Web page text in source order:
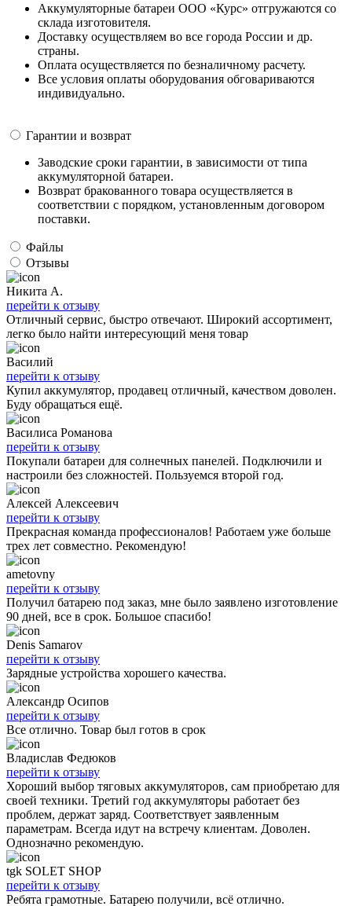
Аккумуляторные батареи ООО «Курс» отгружаются со
склада изготовителя.
Доставку осуществляем во все города России и др.
страны.
Оплата осуществляется по безналичному расчету.
Все условия оплаты оборудования обговариваются
индивидуально.
Гарантии и возврат
Заводские сроки гарантии, в зависимости от типа
аккумуляторной батареи.
Возврат бракованного товара осуществляется в
соответствии с порядком, установленным договором
поставки.
Файлы
Отзывы
Никита А.
перейти к отзыву
Отличный сервис, быстро отвечают. Широкий ассортимент,
легко было найти интересующий меня товар
Василий
перейти к отзыву
Купил аккумулятор, продавец отличный, качеством доволен.
Буду обращаться ещё.
Василиса Романова
перейти к отзыву
Покупали батареи для солнечных панелей. Подключили и
настроили без сложностей. Пользуемся второй год.
Алексей Алексеевич
перейти к отзыву
Прекрасная команда профессионалов! Работаем уже больше
трех лет совместно. Рекомендую!
ametovny
перейти к отзыву
Получил батарею под заказ, мне было заявлено изготовление
90 дней, все в срок. Большое спасибо!
Denis Samarov
перейти к отзыву
Зарядные устройства хорошего качества.
Александр Осипов
перейти к отзыву
Все отлично. Товар был готов в срок
Владислав Федюков
перейти к отзыву
Хороший выбор тяговых аккумуляторов, сам приобретаю для
своей техники. Третий год аккумуляторы работает без
проблем, держат заряд. Соответствует заявленным
параметрам. Всегда идут на встречу клиентам. Доволен.
Однозначно рекомендую.
tgk SOLET SHOP
перейти к отзыву
Ребята грамотные. Батарею получили, всё отлично.